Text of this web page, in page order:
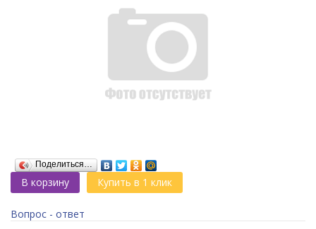
Поделиться…
В корзину Купить в 1 клик
Вопрос - ответ